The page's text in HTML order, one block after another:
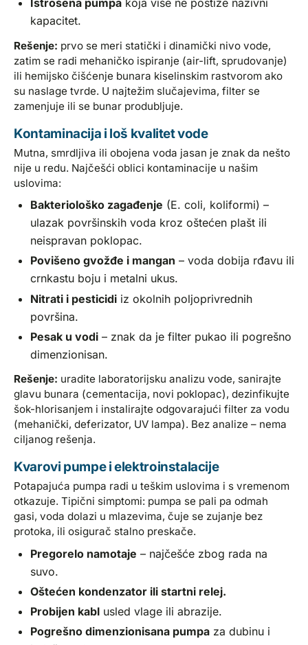
Istrošena pumpakoja više ne postiže nazivni
kapacitet.
Rešenje: prvo se meri statički i dinamički nivo vode,
zatim se radi mehaničko ispiranje (air-lift, sprudovanje)
ili hemijsko čišćenje bunara kiselinskim rastvorom ako
su naslage tvrde. U najtežim slučajevima, filter se
zamenjuje ili se bunar produbljuje.
Kontaminacija i loš kvalitet vode
Mutna, smrdljiva ili obojena voda jasan je znak da nešto
nije u redu. Najčešći oblici kontaminacije u našim
uslovima:
Bakteriološko zagađenje (E. coli, koliformi) –
ulazak površinskih voda kroz oštećen plašt ili
neispravan poklopac.
Povišeno gvožđe i mangan – voda dobija rđavu ili
crnkastu boju i metalni ukus.
Nitrati i pesticidiiz okolnih poljoprivrednih
površina.
Pesak u vodi– znak da je filter pukao ili pogrešno
dimenzionisan.
Rešenje: uradite laboratorijsku analizu vode, sanirajte
glavu bunara (cementacija, novi poklopac), dezinfikujte
šok-hlorisanjem i instalirajte odgovarajući filter za vodu
(mehanički, deferizator, UV lampa). Bez analize – nema
ciljanog rešenja.
Kvarovi pumpe i elektroinstalacije
Potapajuća pumpa radi u teškim uslovima i s vremenom
otkazuje. Tipični simptomi: pumpa se pali pa odmah
gasi, voda dolazi u mlazevima, čuje se zujanje bez
protoka, ili osigurač stalno preskače.
Pregorelo namotaje – najčešće zbog rada na
suvo.
Oštećen kondenzator ili startni relej.
Probijen kablusled vlage ili abrazije.
Pogrešno dimenzionisana pumpaza dubinu i